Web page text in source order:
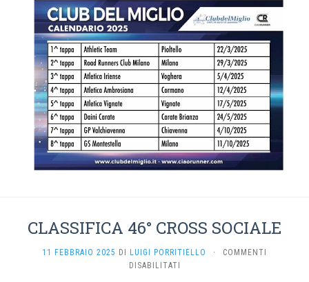
CLASSIFICA 46° CROSS SOCIALE
11 FEBBRAIO 2025 DI LUIGI PORRITIELLO ·
COMMENTI
DISABILITATI